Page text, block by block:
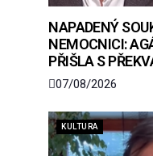
NAPADENÝ
NEMOCNICI:
PŘIŠLA S
07/08/2026
KULTURA